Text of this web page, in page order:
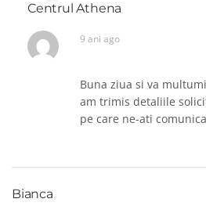
Centrul Athena
9 ani ago
Buna ziua si va
am trimis detaliile
pe care ne-ati
Bianca